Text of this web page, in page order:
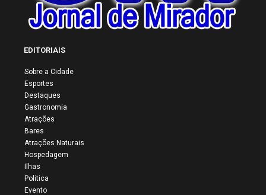
EDITORIAIS
Sobre a Cidade
Esportes
Destaques
Gastronomia
Atrações
Bares
Atrações Naturais
Hospedagem
Ilhas
Politica
Evento